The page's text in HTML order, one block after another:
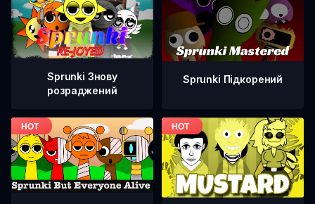
Sprunki Знову
розраджений
Sprunki Підкорений